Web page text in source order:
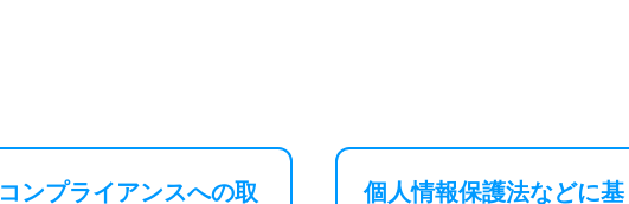
コンプライアンスへの取
個人情報保護法などに基